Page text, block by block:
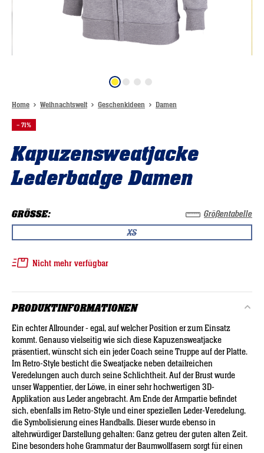
Home Weihnachtswelt Geschenkideen Damen
– 71%
Kapuzensweatjacke
Lederbadge Damen
GRÖSSE: Größentabelle
XS(DIESE OPTION IST ZURZEIT NICHT
Nicht mehr verfügbar
PRODUKTINFORMATIONEN
Ein echter Allrounder - egal, auf welcher Position er zum Einsatz
kommt. Genauso vielseitig wie sich diese Kapuzensweatjacke
präsentiert, wünscht sich ein jeder Coach seine Truppe auf der Platte.
Im Retro-Style besticht die Sweatjacke neben detailreichen
Veredelungen auch durch seine Schlichtheit. Auf der Brust wurde
unser Wappentier, der Löwe, in einer sehr hochwertigen 3D-
Applikation aus Leder angebracht. Am Ende der Armpartie befindet
sich, ebenfalls im Retro-Style und einer speziellen Leder-Veredelung,
die Symbolisierung eines Handballs. Dieser wurde ebenso in
altehrwürdiger Darstellung gehalten: Ganz getreu der guten alten Zeit.
Eine besonders hohe Grammatur der Baumwollfasern sorgt für einen